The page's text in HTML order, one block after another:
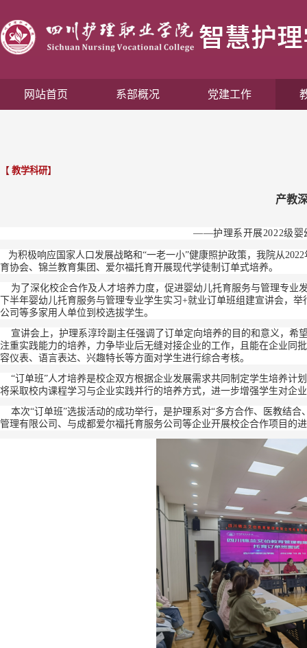
网站首页 系部概况 党建工作
【 教学科研】
产教
——护理系开展2022级婴
为积极响应国家人口发展战略和“一老一小”健康照护政策，我院从
育协会、锦兰教育集团、爱尔福托育开展现代学徒制订单式培养。
为了深化校企合作及人才培养力度，促进婴幼儿托育服务与管理专业
下半年婴幼儿托育服务与管理专业学生实习+就业订单班组建宣讲会，
公司等多家用人单位到校选拔学生。
宣讲会上，护理系淳玲副主任强调了订单定向培养的目的和意义，希
注重实践能力的培养，力争毕业后无缝对接企业的工作，且能在企业同
容仪表、语言表达、兴趣特长等方面对学生进行综合考核。
“订单班”人才培养是校企双方根据企业发展需求共同制定学生培养计
将采取校内课程学习与企业实践并行的培养方式，进一步增强学生对企
本次“订单班”选拔活动的成功举行，是护理系对“多方合作、医教结
管理有限公司、与成都爱尔福托育服务公司等企业开展校企合作项目的